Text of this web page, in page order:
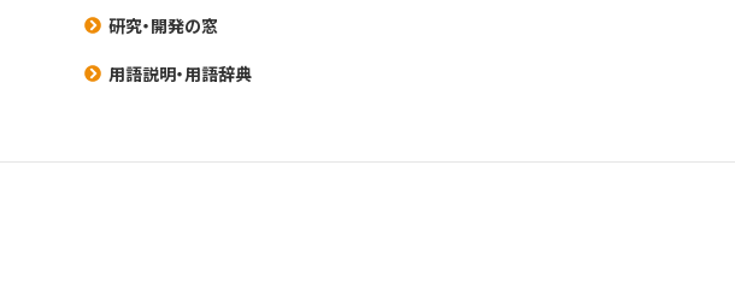
研究・開発の窓
用語説明・用語辞典